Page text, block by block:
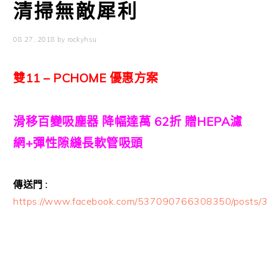
清掃無敵犀利
08 27, 2018 by rockyhsu
雙11 – PCHOME 優惠方案
滑移百變吸塵器 降幅達萬 62折 贈HEPA濾
網+彈性隙縫長軟管吸頭
傳送門 :
https://www.facebook.com/537090766308350/